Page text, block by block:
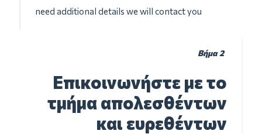
need additional details we will contact you
Βήμα 2
Επικοινωνήστε με το
τμήμα απολεσθέντων
και ευρεθέντων